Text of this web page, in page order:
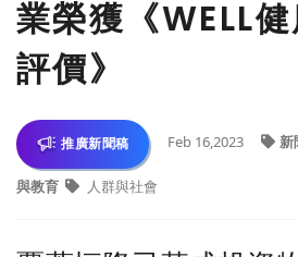
業榮獲《WELL
評價》
推廣新聞稿 Feb 16,2023 新
與教育 人群與社會